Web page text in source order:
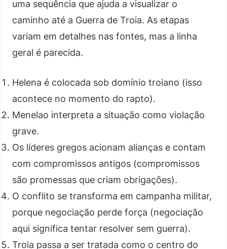
uma sequência que ajuda a visualizar o
caminho até a Guerra de Troia. As etapas
variam em detalhes nas fontes, mas a linha
geral é parecida.
Helena é colocada sob domínio troiano (isso
acontece no momento do rapto).
Menelao interpreta a situação como violação
grave.
Os líderes gregos acionam alianças e contam
com compromissos antigos (compromissos
são promessas que criam obrigações).
O conflito se transforma em campanha militar,
porque negociação perde força (negociação
aqui significa tentar resolver sem guerra).
Troia passa a ser tratada como o centro do